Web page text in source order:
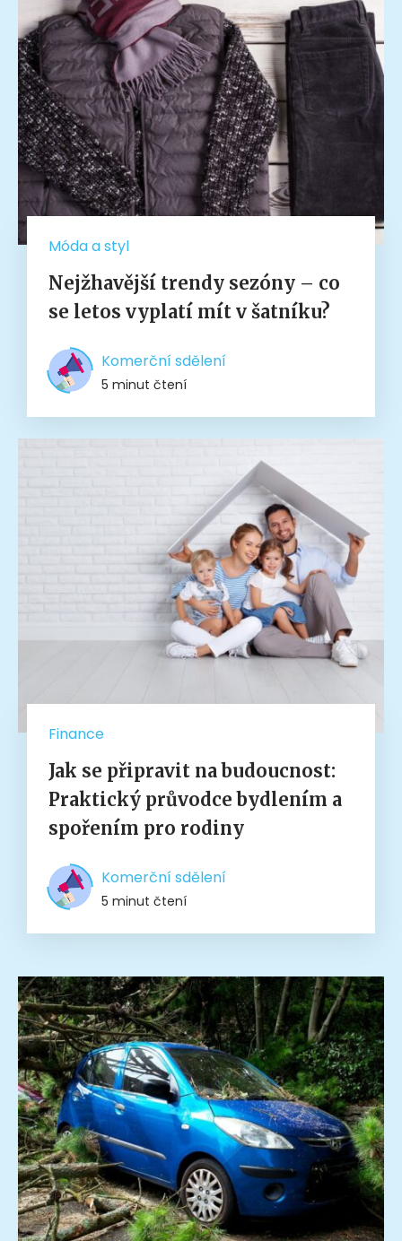
Móda a styl
Nejžhavější trendy sezóny – co
se letos vyplatí mít v šatníku?
Komerční sdělení
5 minut čtení
Finance
Jak se připravit na budoucnost:
Praktický průvodce bydlením a
spořením pro rodiny
Komerční sdělení
5 minut čtení